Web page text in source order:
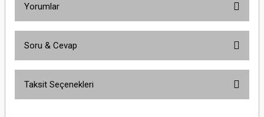
Yorumlar
Soru & Cevap
Taksit Seçenekleri